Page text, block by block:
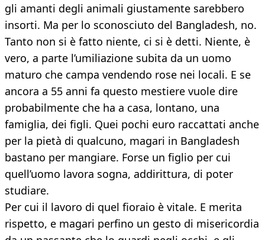
gli amanti degli animali giustamente sarebbero
insorti. Ma per lo sconosciuto del Bangladesh, no.
Tanto non si è fatto niente, ci si è detti. Niente, è
vero, a parte l’umiliazione subita da un uomo
maturo che campa vendendo rose nei locali. E se
ancora a 55 anni fa questo mestiere vuole dire
probabilmente che ha a casa, lontano, una
famiglia, dei figli. Quei pochi euro raccattati anche
per la pietà di qualcuno, magari in Bangladesh
bastano per mangiare. Forse un figlio per cui
quell’uomo lavora sogna, addirittura, di poter
studiare.
Per cui il lavoro di quel fioraio è vitale. E merita
rispetto, e magari perfino un gesto di misericordia